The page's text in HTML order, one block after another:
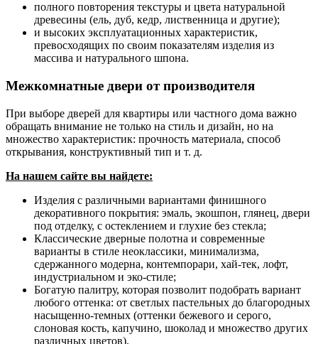
полного повторения текстуры и цвета натуральной
древесины (ель, дуб, кедр, лиственница и другие);
и высоких эксплуатационных характеристик,
превосходящих по своим показателям изделия из
массива и натурального шпона.
Межкомнатные двери от производителя
При выборе дверей для квартиры или частного дома важно
обращать внимание не только на стиль и дизайн, но на
множество характеристик: прочность материала, способ
открывания, конструктивный тип и т. д.
На нашем сайте вы найдете:
Изделия с различными вариантами финишного
декоративного покрытия: эмаль, экошпон, глянец, двери
под отделку, с остеклением и глухие без стекла;
Классические дверные полотна и современные
варианты в стиле неоклассики, минимализма,
сдержанного модерна, контемпорари, хай-тек, лофт,
индустриальном и эко-стиле;
Богатую палитру, которая позволит подобрать вариант
любого оттенка: от светлых пастельных до благородных
насыщенно-темных (оттенки бежевого и серого,
слоновая кость, капучино, шоколад и множество других
различных цветов).